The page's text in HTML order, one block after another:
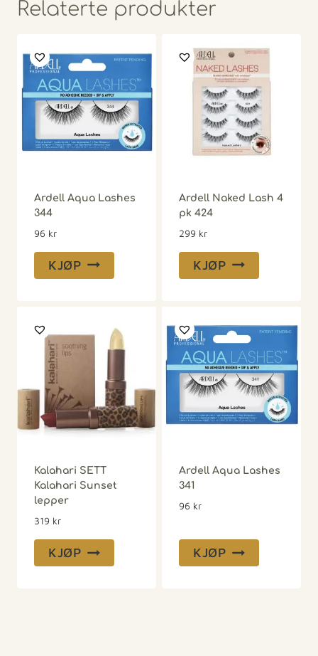
Relaterte produkter
Ardell Aqua Lashes
344
96 kr
KJØP
Ardell Naked Lash 4
pk 424
299 kr
KJØP
Kalahari SETT
Kalahari Sunset
lepper
319 kr
KJØP
Ardell Aqua Lashes
341
96 kr
KJØP